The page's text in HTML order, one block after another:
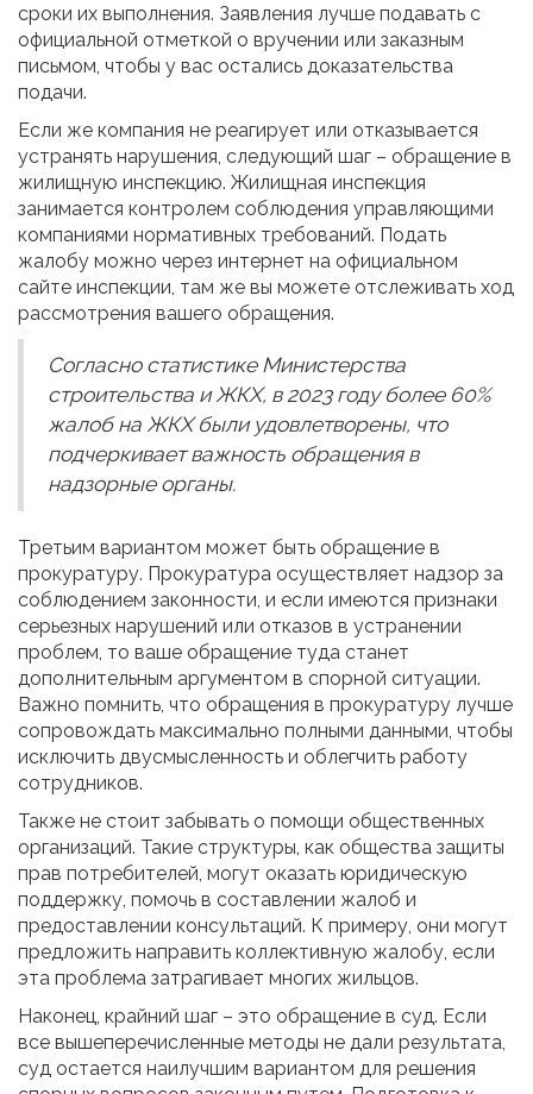
сроки их выполнения. Заявления лучше подавать с
официальной отметкой о вручении или заказным
письмом, чтобы у вас остались доказательства
подачи.
Если же компания не реагирует или отказывается
устранять нарушения, следующий шаг – обращение в
жилищную инспекцию. Жилищная инспекция
занимается контролем соблюдения управляющими
компаниями нормативных требований. Подать
жалобу можно через интернет на официальном
сайте инспекции, там же вы можете отслеживать ход
рассмотрения вашего обращения.
Согласно статистике Министерства
строительства и ЖКХ, в 2023 году более 60%
жалоб на ЖКХ были удовлетворены, что
подчеркивает важность обращения в
надзорные органы.
Третьим вариантом может быть обращение в
прокуратуру. Прокуратура осуществляет надзор за
соблюдением законности, и если имеются признаки
серьезных нарушений или отказов в устранении
проблем, то ваше обращение туда станет
дополнительным аргументом в спорной ситуации.
Важно помнить, что обращения в прокуратуру лучше
сопровождать максимально полными данными, чтобы
исключить двусмысленность и облегчить работу
сотрудников.
Также не стоит забывать о помощи общественных
организаций. Такие структуры, как общества защиты
прав потребителей, могут оказать юридическую
поддержку, помочь в составлении жалоб и
предоставлении консультаций. К примеру, они могут
предложить направить коллективную жалобу, если
эта проблема затрагивает многих жильцов.
Наконец, крайний шаг – это обращение в суд. Если
все вышеперечисленные методы не дали результата,
суд остается наилучшим вариантом для решения